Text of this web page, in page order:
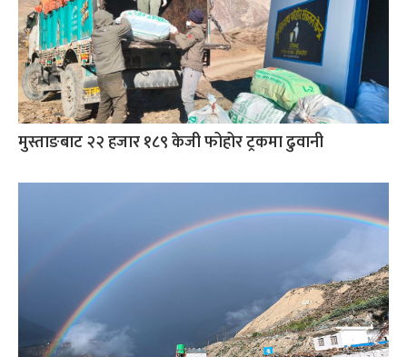
मुस्ताङबाट २२ हजार १८९ केजी फोहोर ट्रकमा ढुवानी